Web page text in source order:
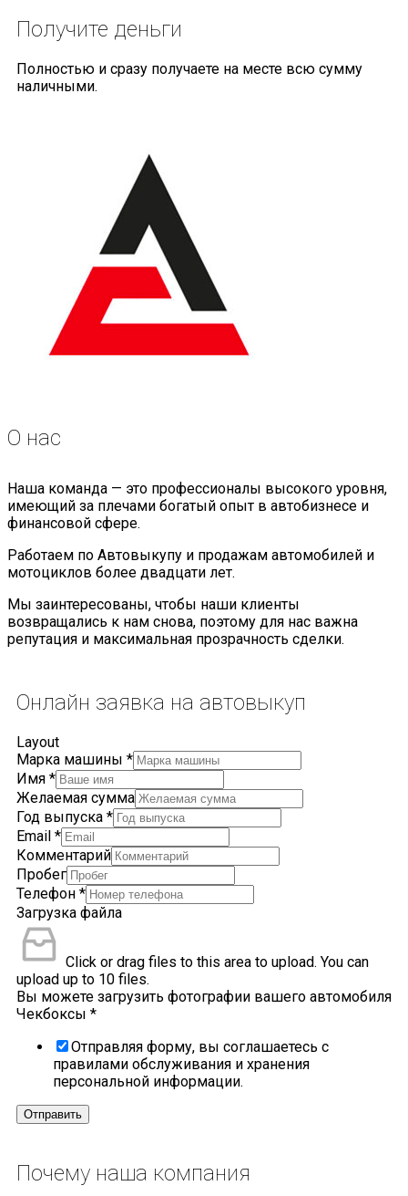
Получите деньги
Полностью и сразу получаете на месте всю сумму
наличными.
О нас
Наша команда — это профессионалы высокого уровня,
имеющий за плечами богатый опыт в автобизнесе и
финансовой сфере.
Работаем по Автовыкупу и продажам автомобилей и
мотоциклов более двадцати лет.
Мы заинтересованы, чтобы наши клиенты
возвращались к нам снова, поэтому для нас важна
репутация и максимальная прозрачность сделки.
Онлайн заявка на автовыкуп
Layout
Марка машины *
Имя *
Желаемая сумма
Год выпуска *
Email *
Комментарий
Пробег
Телефон *
Загрузка файла
Click or drag files to this area to upload. You can
upload up to 10 files.
Вы можете загрузить фотографии вашего автомобиля
Чекбоксы *
Отправляя форму, вы соглашаетесь с
правилами обслуживания и хранения
персональной информации.
Отправить
Почему наша компания